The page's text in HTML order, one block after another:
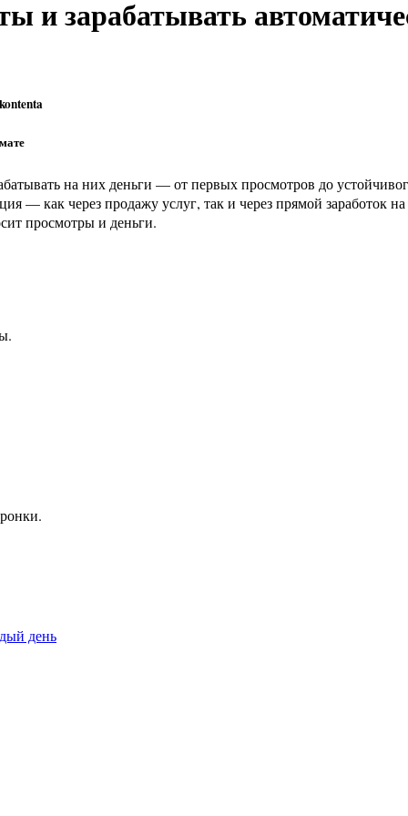
и зарабатывать
— как через продажу услуг, так и через прямой заработок
просмотры и деньги.
день